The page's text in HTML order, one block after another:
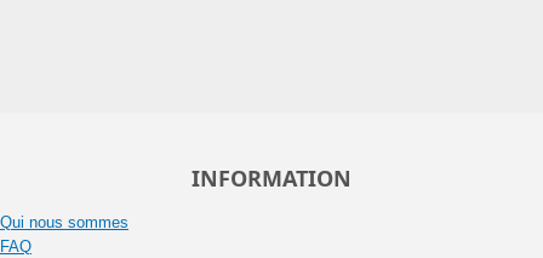
INFORMATION
Qui nous sommes
FAQ